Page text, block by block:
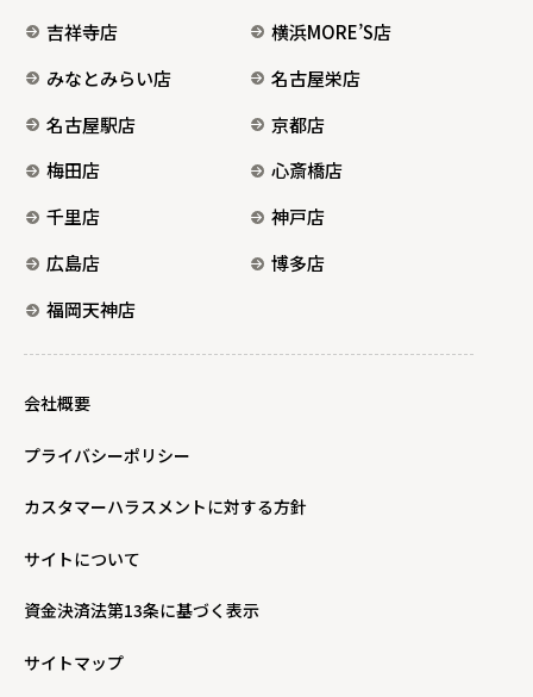
吉祥寺店
横浜MORE’S店
みなとみらい店
名古屋栄店
名古屋駅店
京都店
梅田店
心斎橋店
千里店
神戸店
広島店
博多店
福岡天神店
会社概要
プライバシーポリシー
カスタマーハラスメントに対する方針
サイトについて
資金決済法第13条に基づく表示
サイトマップ